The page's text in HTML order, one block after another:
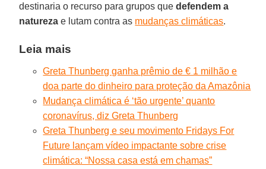
destinaria o recurso para grupos quedefendem a
natureza e lutam contra as mudanças climáticas.
Leia mais
Greta Thunberg ganha prêmio de € 1 milhão e
doa parte do dinheiro para proteção da Amazônia
Mudança climática é ‘tão urgente’ quanto
coronavírus, diz Greta Thunberg
Greta Thunberg e seu movimento Fridays For
Future lançam vídeo impactante sobre crise
climática: “Nossa casa está em chamas”